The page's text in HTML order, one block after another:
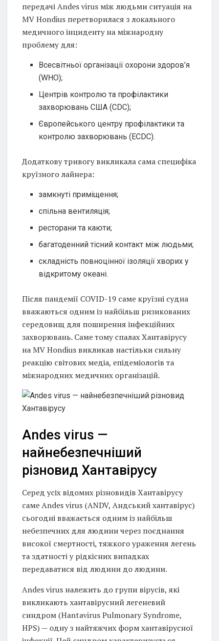
передачі Andes virus між людьми ситуація на
MV Hondius перетворилася з локального
медичного інциденту на міжнародну
проблему для:
Всесвітньої організації охорони здоров’я
(WHO);
Центрів контролю та профілактики
захворювань США (CDC);
Європейського центру профілактики та
контролю захворювань (ECDC).
Додаткову тривогу викликала сама специфіка
круїзного лайнера:
замкнуті приміщення;
спільна вентиляція;
ресторани та каюти;
багатоденний тісний контакт між людьми;
складність повноцінної ізоляції хворих у
відкритому океані.
Після пандемії COVID-19 саме круїзні судна
вважаються одним із найбільш ризикованих
середовищ для поширення інфекційних
захворювань. Саме тому спалах Хантавірусу
на MV Hondius викликав настільки сильну
реакцію світових медіа, епідеміологів та
міжнародних медичних організацій.
Andes virus —
найнебезпечніший
різновид Хантавірусу
Серед усіх відомих різновидів Хантавірусу
саме Andes virus (ANDV, Андський хантавірус)
сьогодні вважається одним із найбільш
небезпечних для людини через поєднання
високої смертності, тяжкого ураження легень
та здатності у рідкісних випадках
передаватися від людини до людини.
Andes virus належить до групи вірусів, які
викликають хантавірусний легеневий
синдром (Hantavirus Pulmonary Syndrome,
HPS) — одну з найтяжчих форм хантавірусної